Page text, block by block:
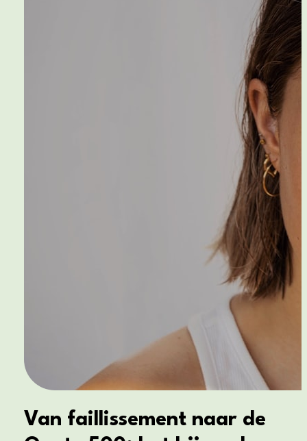
Van faillissement naar de